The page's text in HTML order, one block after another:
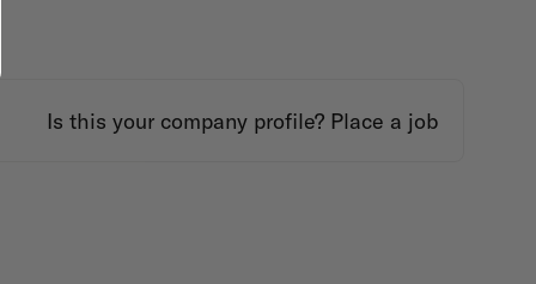
Is this your company profile? Place a job